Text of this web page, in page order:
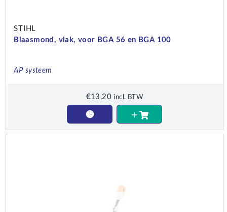
STIHL
Blaasmond, vlak, voor BGA 56 en BGA 100
AP systeem
€13,20 incl. BTW